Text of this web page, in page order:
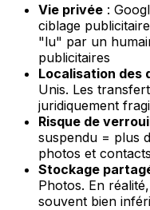
Vie privée :
ciblage
"lu" par un
publicitaires
Localisation des
Unis. Les
juridiquement
Risque de
suspendu = plus
photos et
Stockage
Photos. En
souvent bien